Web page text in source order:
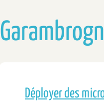
Déployer des